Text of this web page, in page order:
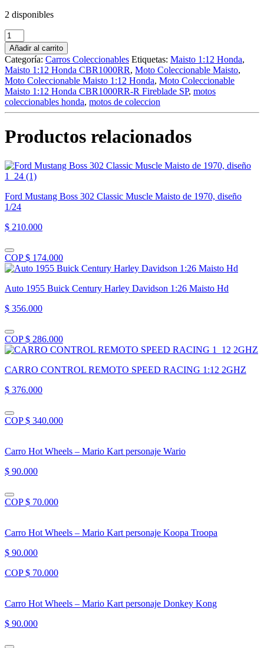
was:
2 disponibles
Moto
Coleccionable
Maisto
1:12
Honda
CBR1000RR-
R
Fireblade
cantidad
Añadir al carrito
Categoría: Carros Coleccionables Etiquetas: Maisto 1:12 Honda,
Maisto 1:12 Honda CBR1000RR, Moto Coleccionable Maisto,
Moto Coleccionable Maisto 1:12 Honda, Moto Coleccionable
Maisto 1:12 Honda CBR1000RR-R Fireblade SP, motos
coleccionables honda, motos de coleccion
Productos relacionados
Ford Mustang Boss 302 Classic Muscle Maisto de 1970, diseño
1/24
$ 210.000
COP $ 174.000
Auto 1955 Buick Century Harley Davidson 1:26 Maisto Hd
$ 356.000
COP $ 286.000
CARRO CONTROL REMOTO SPEED RACING 1:12 2GHZ
$ 376.000
COP $ 340.000
Carro Hot Wheels – Mario Kart personaje Wario
$ 90.000
COP $ 70.000
Carro Hot Wheels – Mario Kart personaje Koopa Troopa
$ 90.000
COP $ 70.000
Carro Hot Wheels – Mario Kart personaje Donkey Kong
$ 90.000